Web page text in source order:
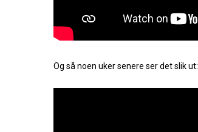
Og så noen uker senere ser det slik ut: